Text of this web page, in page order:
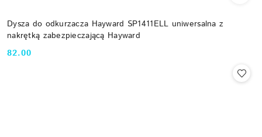
Dysza do odkurzacza Hayward SP1411ELL uniwersalna z
nakrętką zabezpieczającą Hayward
Cena:
82.00